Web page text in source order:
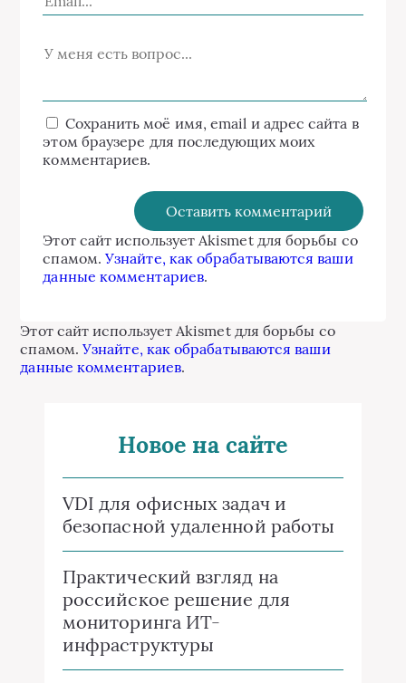
Сохранить моё имя, email и адрес сайта в
этом браузере для последующих моих
комментариев.
Этот сайт использует Akismet для борьбы со
спамом.Узнайте, как обрабатываются ваши
данные комментариев.
Этот сайт использует Akismet для борьбы со
спамом.Узнайте, как обрабатываются ваши
данные комментариев.
Новое на сайте
VDI для офисных задач и
безопасной удаленной работы
Практический взгляд на
российское решение для
мониторинга ИТ-
инфраструктуры